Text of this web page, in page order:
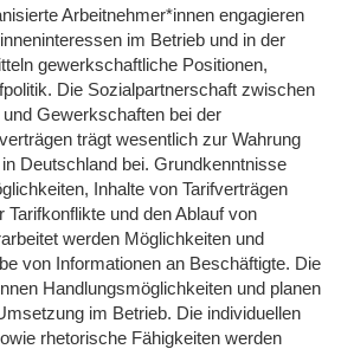
Arbeitnehmer*innen engagieren
im Betrieb und in der
gewerkschaftliche Positionen,
Die Sozialpartnerschaft zwischen
Gewerkschaften bei der
trägt wesentlich zur Wahrung
Deutschland bei. Grundkenntnisse
Inhalte von Tarifverträgen
Tarifkonflikte und den Ablauf von
werden Möglichkeiten und
von Informationen an Beschäftigte. Die
Handlungsmöglichkeiten und planen
im Betrieb. Die individuellen
rhetorische Fähigkeiten werden